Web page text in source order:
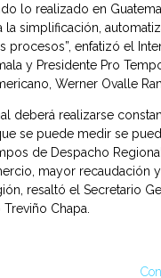
lo realizado en
la simplificación,
procesos”, enfatizó el
y Presidente Pro
Werner Ovalle
deberá realizarse
se puede medir se
de Despacho
mayor recaudación
resaltó el Secretario
Chapa.